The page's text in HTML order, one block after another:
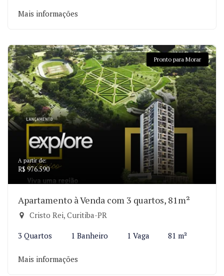
Mais informações
Pronto para Morar
A partir de:
R$ 976.590
Apartamento à Venda com 3 quartos, 81m²
Cristo Rei, Curitiba-PR
3 Quartos 1 Banheiro 1 Vaga 81 m²
Mais informações